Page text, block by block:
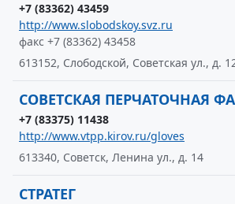
+7 (83362) 43459
http://www.slobodskoy.svz.ru
факс +7 (83362) 43458
613152, Слободской, Советская ул., д.
СОВЕТСКАЯ ПЕРЧАТОЧНАЯ
+7 (83375) 11438
http://www.vtpp.kirov.ru/gloves
613340, Советск, Ленина ул., д. 14
СТРАТЕГ